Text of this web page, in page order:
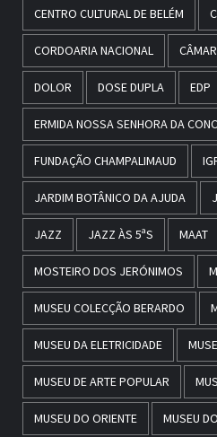
CENTRO CULTURAL DE BELÉM
CORDOARIA NACIONAL
DOLOR DOSE DUPLA EDP
ERMIDA NOSSA SENHORA DA
FUNDAÇÃO CHAMPALIMAUD
JARDIM BOTÂNICO DA AJUDA
JAZZ JAZZ ÀS 5ªS MAAT
MOSTEIRO DOS JERÓNIMOS
MUSEU COLECÇÃO BERARDO
MUSEU DA ELETRICIDADE
MUSEU DE ARTE POPULAR
MUSEU DO ORIENTE MUSEU